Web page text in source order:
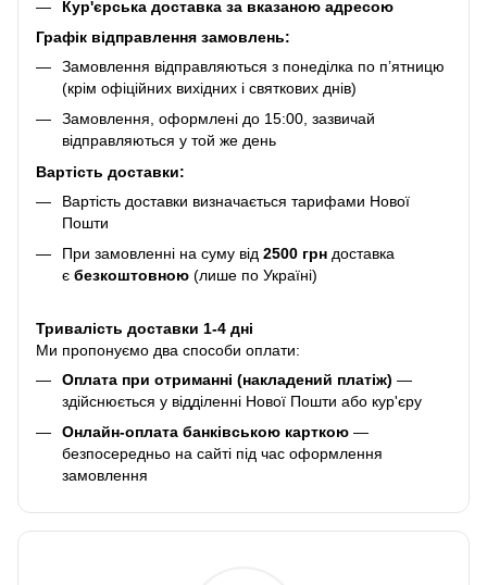
Кур'єрська доставка за вказаною адресою
Графік відправлення замовлень:
Замовлення відправляються з понеділка по п’ятницю
(крім офіційних вихідних і святкових днів)
Замовлення, оформлені до 15:00, зазвичай
відправляються у той же день
Вартість доставки:
Вартість доставки визначається тарифами Нової
Пошти
При замовленні на суму від 2500 грн доставка
є безкоштовною (лише по Україні)
Тривалість доставки 1-4 дні
Ми пропонуємо два способи оплати:
Оплата при отриманні (накладений платіж) —
здійснюється у відділенні Нової Пошти або кур'єру
Онлайн-оплата банківською карткою —
безпосередньо на сайті під час оформлення
замовлення